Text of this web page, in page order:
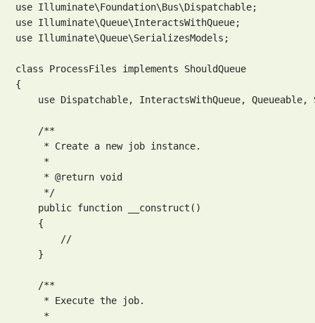
use Illuminate\Foundation\Bus\Dispatchable;
use Illuminate\Queue\InteractsWithQueue;
use Illuminate\Queue\SerializesModels;
class ProcessFiles implements ShouldQueue
{
use Dispatchable, InteractsWithQueue, Queueable,
    /**
     * Create a new job instance.
     *
     * @return void
     */
    public function __construct()
    {
        //
    }
    /**
     * Execute the job.
     *